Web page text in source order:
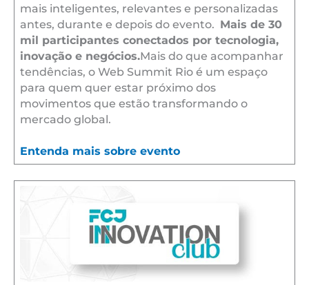
mais inteligentes, relevantes e personalizadas
antes, durante e depois do evento. Mais de 30
mil participantes conectados por tecnologia,
inovação e negócios.Mais do que acompanhar
tendências, o Web Summit Rio é um espaço
para quem quer estar próximo dos
movimentos que estão transformando o
mercado global.
Entenda mais sobre evento